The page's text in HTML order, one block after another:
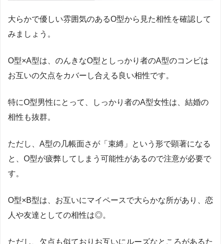
大らかで優しい雰囲気のあるO型から見た相性を確認して
みましょう。
O型×A型は、のんきなO型としっかり者のA型のコンビは
お互いの欠点をカバーし合える良い相性です。
特にO型男性にとって、しっかり者のA型女性は、結婚の
相性も抜群。
ただし、 A型の几帳面さが「束縛」という形で顕著になる
と、 O型が疲弊してしまう可能性があるので注意が必要で
す。
O型×B型は、お互いにマイペースで大らかな所があり、恋
人や友達としての相性は◎。
ただし、欠点も似ておりお互いにルーズなところがあるた